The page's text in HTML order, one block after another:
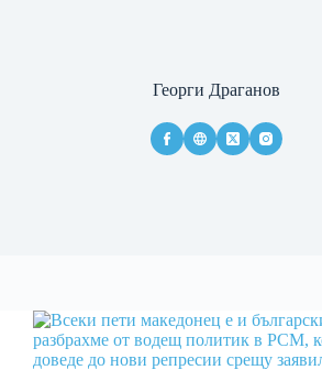
Георги Драганов